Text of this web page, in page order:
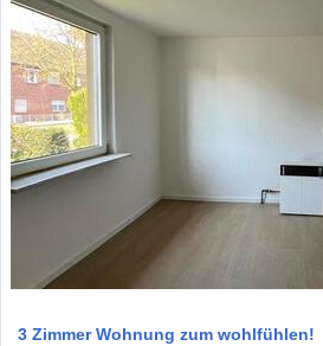
3 Zimmer Wohnung zum wohlfühlen!